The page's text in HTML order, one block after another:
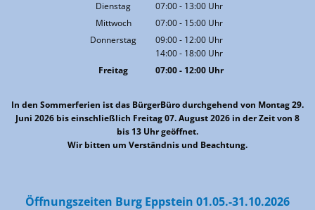
Dienstag 07:00- 13:00 Uhr
Von 07:00 bis 13:00 Uhr
Mittwoch 07:00- 15:00 Uhr
Von 07:00 bis 15:00 Uhr
Donnerstag 09:00- 12:00 Uhr
Von 09:00 bis 12:00 Uhr
14:00- 18:00 Uhr
Von 14:00 bis 18:00 Uhr
Freitag 07:00- 12:00Uhr
In den Sommerferien ist das BürgerBüro durchgehend von Montag 29.
Juni 2026 bis einschließlich Freitag 07. August 2026 in der Zeit von 8
bis 13 Uhr geöffnet.
Wir bitten um Verständnis und Beachtung.
Öffnungszeiten Burg Eppstein 01.05.-31.10.2026